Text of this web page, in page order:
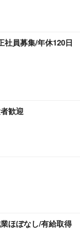
社員募集/年休120日
歓迎
ほぼなし/有給取得